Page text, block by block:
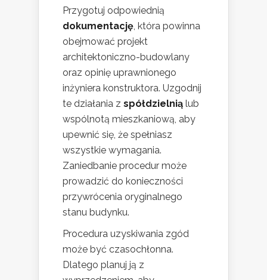
Przygotuj odpowiednią
dokumentację , która powinna
obejmować projekt
architektoniczno-budowlany
oraz opinię uprawnionego
inżyniera konstruktora. Uzgodnij
te działania z spółdzielnią lub
wspólnotą mieszkaniową, aby
upewnić się, że spełniasz
wszystkie wymagania.
Zaniedbanie procedur może
prowadzić do konieczności
przywrócenia oryginalnego
stanu budynku.
Procedura uzyskiwania zgód
może być czasochłonna.
Dlatego planuj ją z